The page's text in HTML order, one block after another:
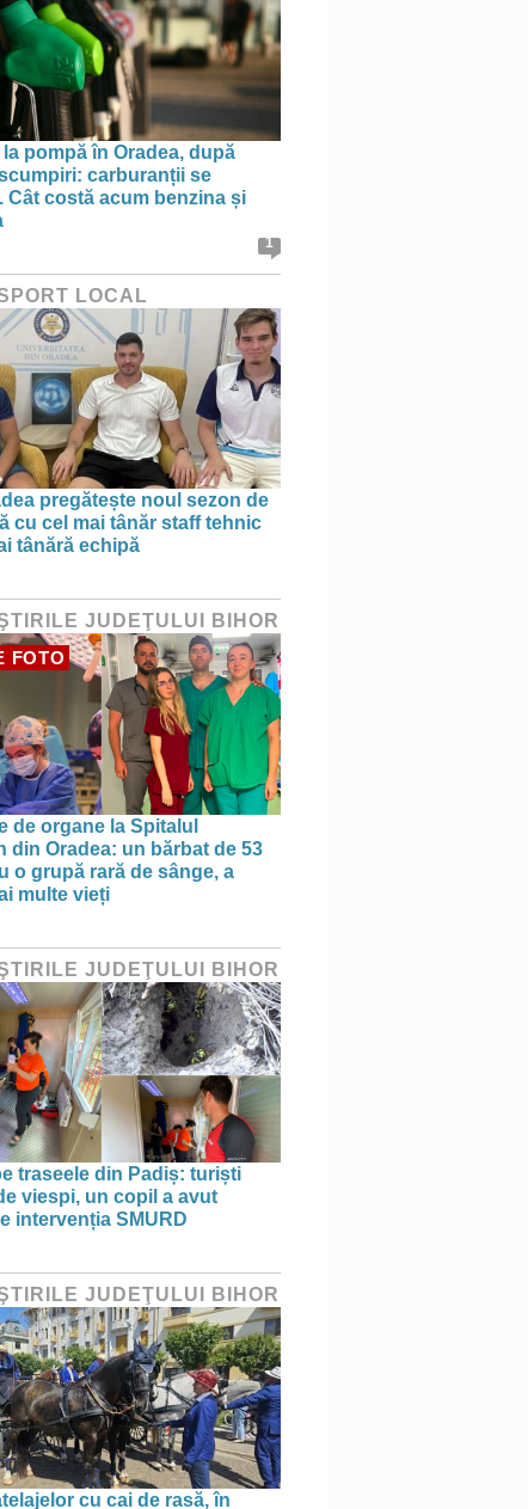
pompă în Oradea, după
carburanții se
Cât costă acum benzina și
1
LOCAL
pregătește noul sezon de
cu cel mai tânăr staff tehnic
tânără echipă
JUDEŢULUI BIHOR
FOTO
de organe la Spitalul
din Oradea: un bărbat de 53
o grupă rară de sânge, a
multe vieți
JUDEŢULUI BIHOR
traseele din Padiș: turiști
viespi, un copil a avut
intervenția SMURD
JUDEŢULUI BIHOR
cu cai de rasă, în